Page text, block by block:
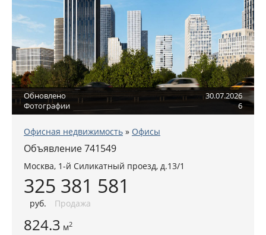
Обновлено
30.07.2026
Фотографии
6
Офисная недвижимость » Офисы
Объявление 741549
Москва, 1-й Силикатный проезд, д.13/1
325 381 581
руб. Продажа
824.3 м2